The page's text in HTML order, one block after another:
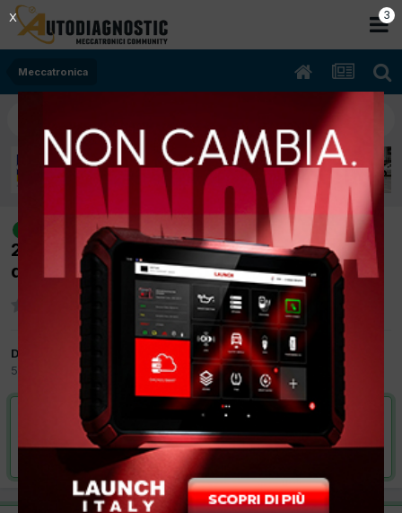
Meccatronica
[subaru legacy outback 07/2005
2500cc EJ25 121Kw Benzina] cinghia
distribuzione
Da simone.buttironi
5 Giugno 2015
Meccatronica
VAI ALLA SOLUZIONE
Risolta da simone.buttironi,
2
X